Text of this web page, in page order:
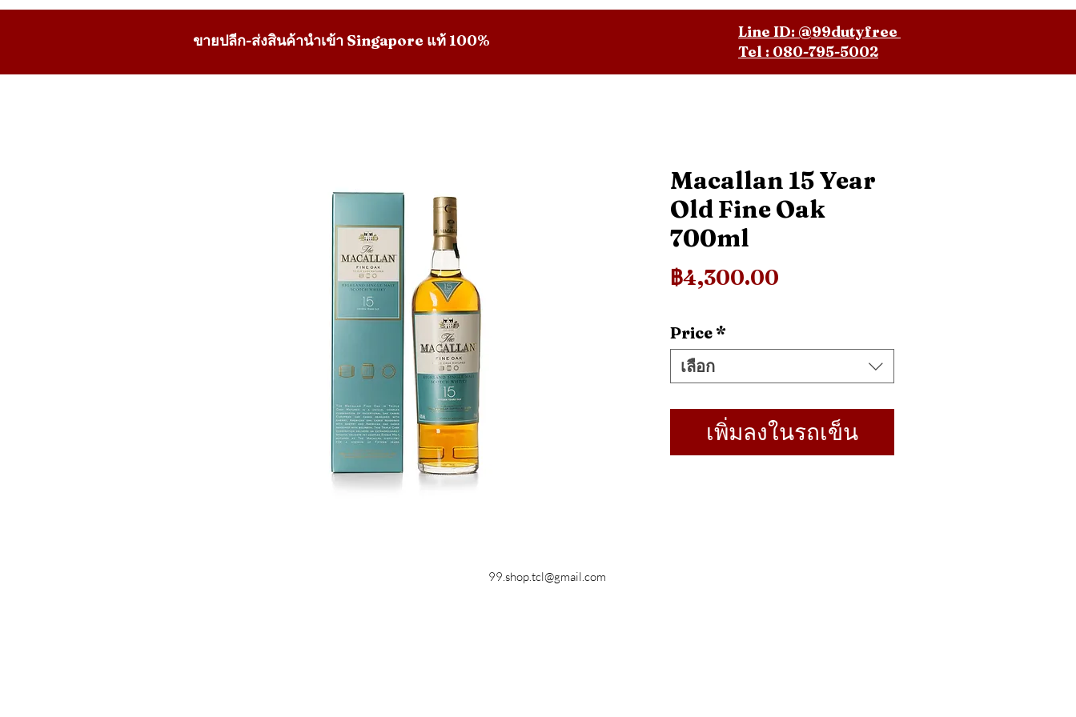
ขายปลีก-ส่งสินค้านำเข้า Singapore แท้ 100%
Line ID: @99dutyfree
Tel : 080-795-5002
Macallan 15 Year
Old Fine Oak
700ml
฿4,300.00
Price *
เลือก
เพิ่มลงในรถเข็น
99.shop.tcl@gmail.com